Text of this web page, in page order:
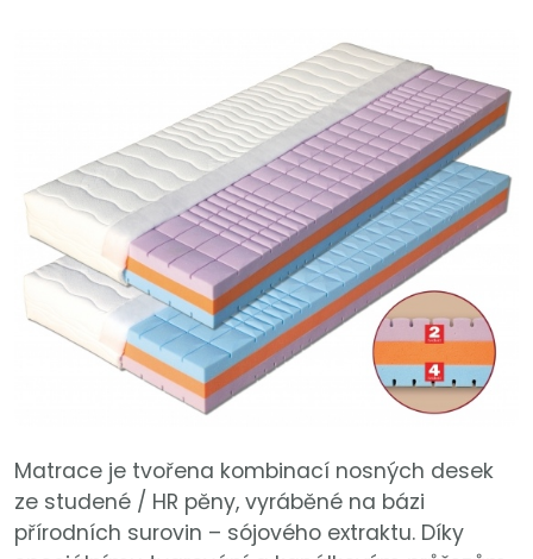
Matrace je tvořena kombinací nosných desek
ze studené / HR pěny, vyráběné na bázi
přírodních surovin – sójového extraktu. Díky